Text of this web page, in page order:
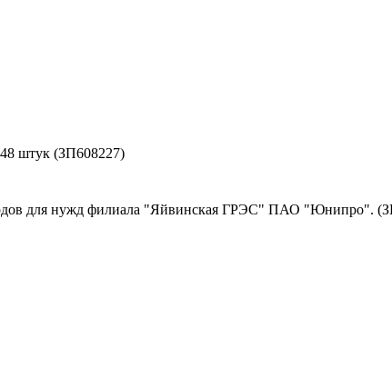
штук (ЗП608227)
для нужд филиала "Яйвинская ГРЭС" ПАО "Юнипро".